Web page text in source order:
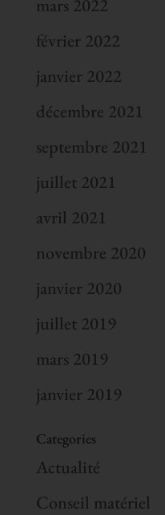
mars 2022
février 2022
janvier 2022
décembre 2021
septembre 2021
juillet 2021
avril 2021
novembre 2020
janvier 2020
juillet 2019
mars 2019
janvier 2019
Categories
Actualité
Conseil matériel